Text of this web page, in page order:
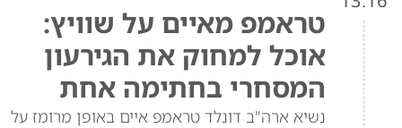
טראמפ מאיים על שוויץ:
אוכל למחוק את הגירעון
המסחרי בחתימה אחת
נשיא ארה"ב דונלד טראמפ איים באופן מרומז על